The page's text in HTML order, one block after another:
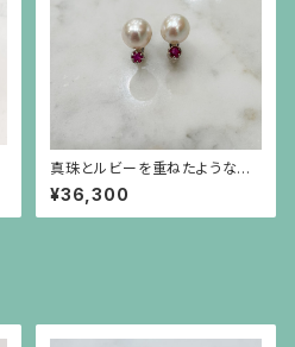
真珠とルビーを重ねたようなシ
ルバーイヤリング
¥36,300